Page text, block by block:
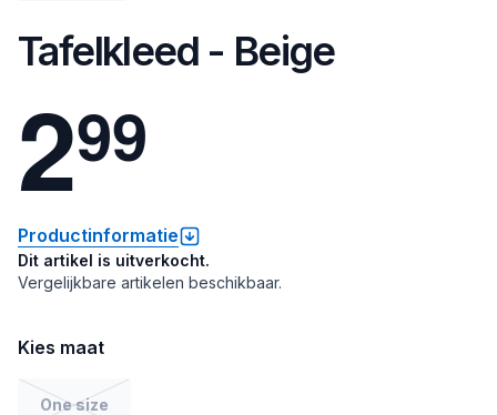
Tafelkleed - Beige
299
Productinformatie
Dit artikel is uitverkocht.
Vergelijkbare artikelen beschikbaar.
Kies maat
One size